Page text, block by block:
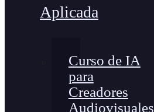
Aplicada
Curso de IA
para
Creadores
Audiovisuales